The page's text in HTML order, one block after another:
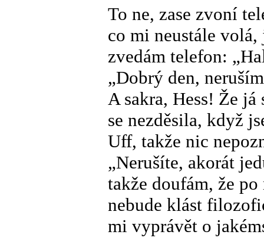
To ne, zase zvoní
co mi neustále
zvedám telefon:
„Dobrý den,
A sakra, Hess! Že já
se nezděsila, když
Uff, takže nic
„Nerušíte, akorát
takže doufám, že
nebude klást
mi vyprávět o